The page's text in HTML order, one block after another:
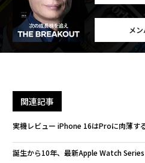
メ
関連記事
実機レビュー iPhone 16はProに肉薄す
誕生から10年、最新Apple Watch Series